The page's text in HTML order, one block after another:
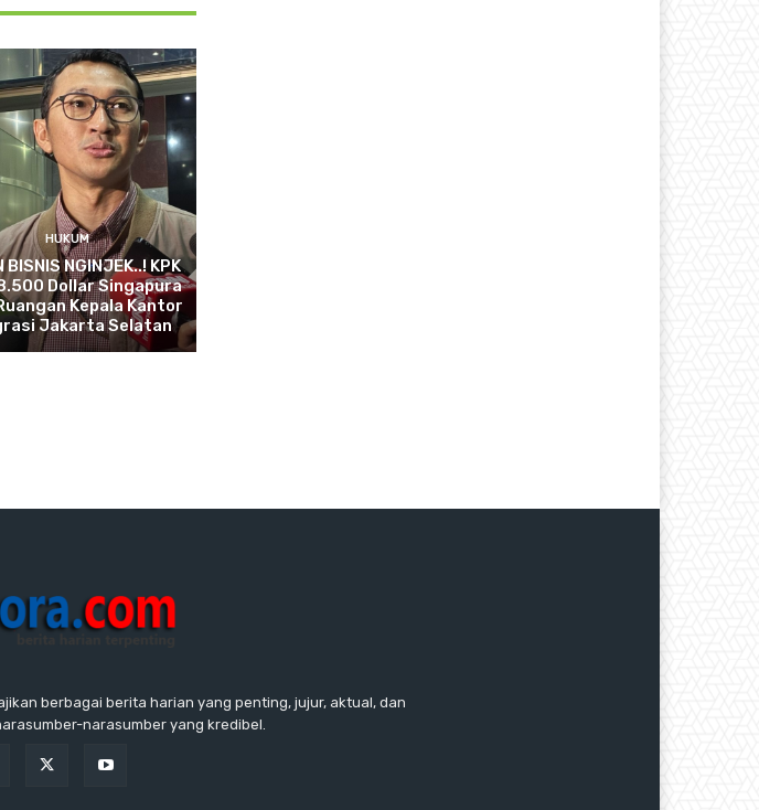
HUKUM
BISNIS NGINJEK..! KPK
Dollar Singapura
Kepala Kantor
Jakarta Selatan
berbagai berita harian yang penting, jujur, aktual, dan
narasumber yang kredibel.